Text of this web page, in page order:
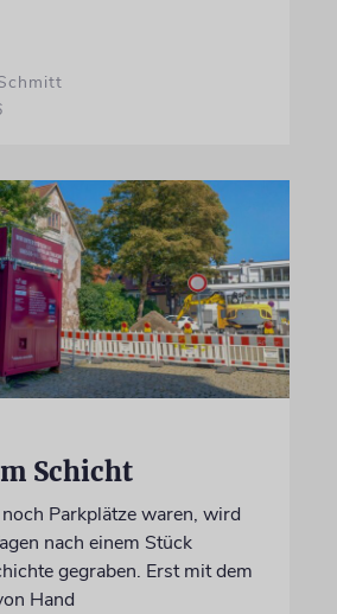
Schicht
Parkplätze waren, wird
nach einem Stück
gegraben. Erst mit dem
Hand